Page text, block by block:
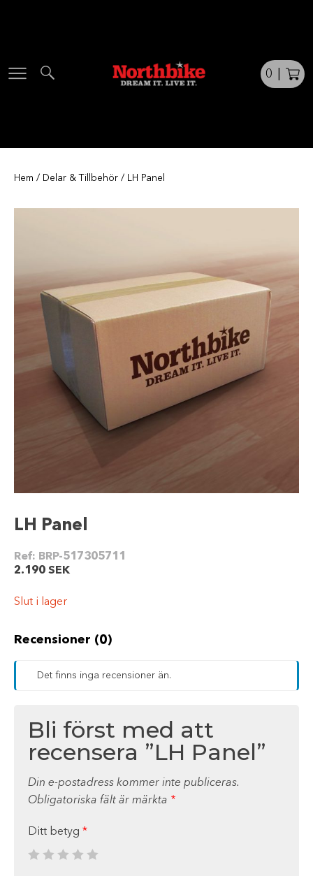
0
Hem / Delar & Tillbehör / LH Panel
LH Panel
Ref: BRP-517305711
2.190 SEK
Slut i lager
Recensioner (0)
Det finns inga recensioner än.
Bli först med att
recensera ”LH Panel”
Din e-postadress kommer inte publiceras.
Obligatoriska fält är märkta *
Ditt betyg *